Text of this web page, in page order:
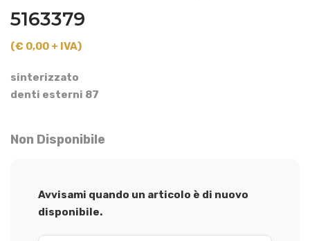
5163379
(€ 0,00 + IVA)
sinterizzato
denti esterni 87
Non Disponibile
Avvisami quando un articolo è di nuovo
disponibile.